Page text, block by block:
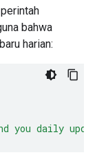
bahwa
harian:
you daily